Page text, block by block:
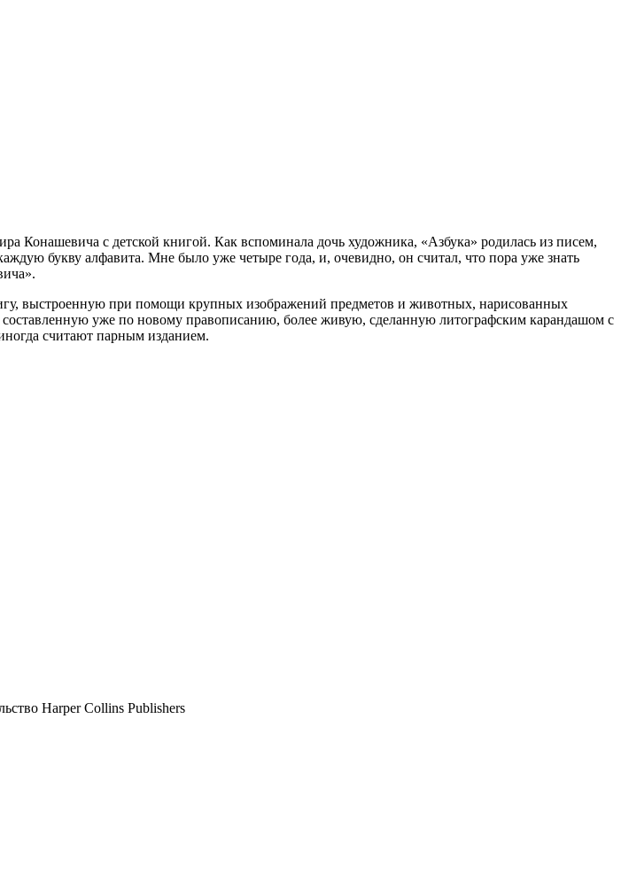
Конашевича с детской книгой. Как вспоминала дочь художника, «Азбука» родилась из писем,
букву алфавита. Мне было уже четыре года, и, очевидно, он считал, что пора уже знать
выстроенную при помощи крупных изображений предметов и животных, нарисованных
уже по новому правописанию, более живую, сделанную литографским карандашом с
считают парным изданием.
Harper Collins Publishers